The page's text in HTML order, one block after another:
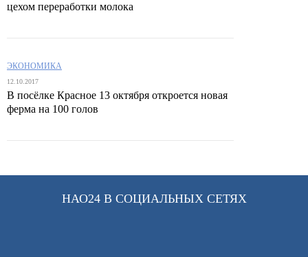
цехом переработки молока
ЭКОНОМИКА
12.10.2017
В посёлке Красное 13 октября откроется новая
ферма на 100 голов
НАО24 В СОЦИАЛЬНЫХ СЕТЯХ